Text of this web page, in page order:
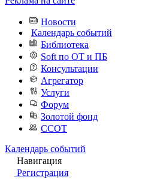
Новости
Календарь событий
Библиотека
Soft по ОТ и ПБ
Консультации
Агрегатор
Услуги
Форум
Золотой фонд
ССОТ
Календарь событий
Навигация
Регистрация